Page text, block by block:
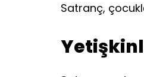
Satranç,